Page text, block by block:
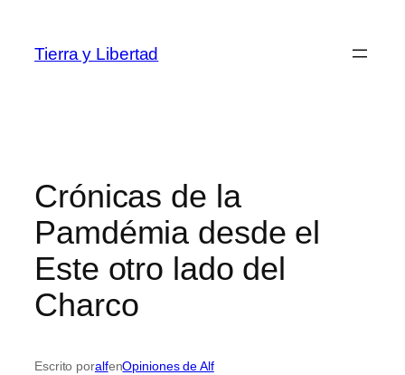
contenido
Tierra y Libertad
Crónicas de la
Pamdémia desde el
Este otro lado del
Charco
Escrito poralfenOpiniones de Alf